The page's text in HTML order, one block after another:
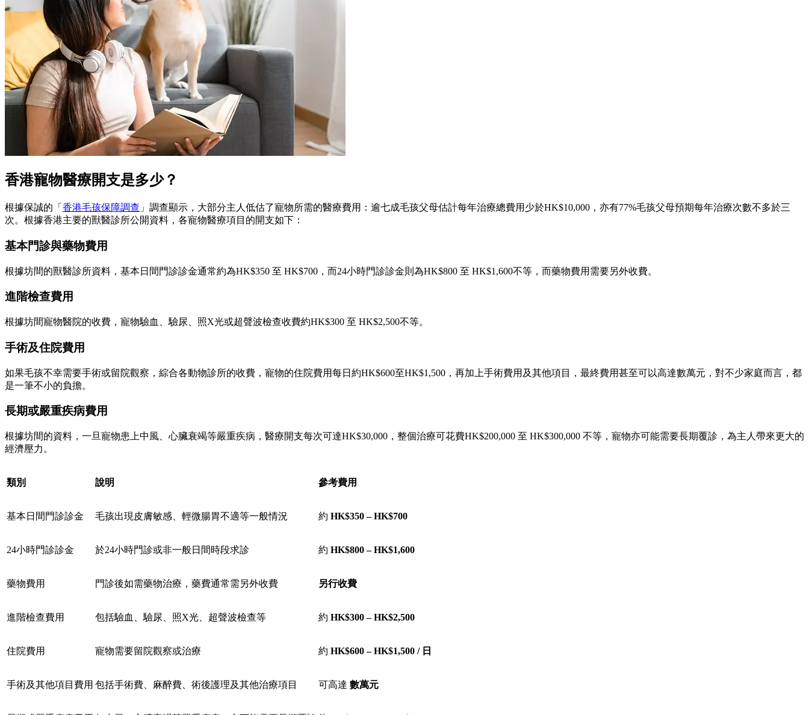
香港寵物醫療開支是多少？
根據保誠的「 香港毛孩保障調查 」調查顯示，大部分主人低估了寵物所需的醫療費用：逾七成毛孩父母估計每年治療總費用少於HK$10,000，亦有77%毛孩父母預期每年治療次數不多於三
次。根據香港主要的獸醫診所公開資料，各寵物醫療項目的開支如下：
基本門診與藥物費用
根據坊間的獸醫診所資料，基本日間門診診金通常約為HK$350 至 HK$700，而24小時門診診金則為HK$800 至 HK$1,600不等，而藥物費用需要另外收費。
進階檢查費用
根據坊間寵物醫院的收費，寵物驗血、驗尿、照X光或超聲波檢查收費約HK$300 至 HK$2,500不等。
手術及住院費用
如果毛孩不幸需要手術或留院觀察，綜合各動物診所的收費，寵物的住院費用每日約HK$600至HK$1,500，再加上手術費用及其他項目，最終費用甚至可以高達數萬元，對不少家庭而言，都
是一筆不小的負擔。
長期或嚴重疾病費用
根據坊間的資料，一旦寵物患上中風、心臟衰竭等嚴重疾病，醫療開支每次可達HK$30,000，整個治療可花費HK$200,000 至 HK$300,000 不等，寵物亦可能需要長期覆診，為主人帶來更大的
經濟壓力。
類別 說明 參考費用
基本日間門診診金 毛孩出現皮膚敏感、輕微腸胃不適等一般情況 約 HK$350 – HK$700
24小時門診診金 於24小時門診或非一般日間時段求診 約 HK$800 – HK$1,600
藥物費用 門診後如需藥物治療，藥費通常需另外收費 另行收費
進階檢查費用 包括驗血、驗尿、照X光、超聲波檢查等 約 HK$300 – HK$2,500
住院費用 寵物需要留院觀察或治療 約 HK$600 – HK$1,500 / 日
手術及其他項目費用 包括手術費、麻醉費、術後護理及其他治療項目 可高達 數萬元